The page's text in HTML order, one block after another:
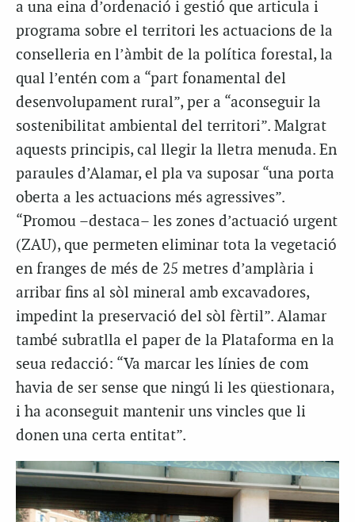
a una eina d’ordenació i gestió que articula i
programa sobre el territori les actuacions de la
conselleria en l’àmbit de la política forestal, la
qual l’entén com a “part fonamental del
desenvolupament rural”, per a “aconseguir la
sostenibilitat ambiental del territori”. Malgrat
aquests principis, cal llegir la lletra menuda. En
paraules d’Alamar, el pla va suposar “una porta
oberta a les actuacions més agressives”.
“Promou –destaca– les zones d’actuació urgent
(ZAU), que permeten eliminar tota la vegetació
en franges de més de 25 metres d’amplària i
arribar fins al sòl mineral amb excavadores,
impedint la preservació del sòl fèrtil”. Alamar
també subratlla el paper de la Plataforma en la
seua redacció: “Va marcar les línies de com
havia de ser sense que ningú li les qüestionara,
i ha aconseguit mantenir uns vincles que li
donen una certa entitat”.